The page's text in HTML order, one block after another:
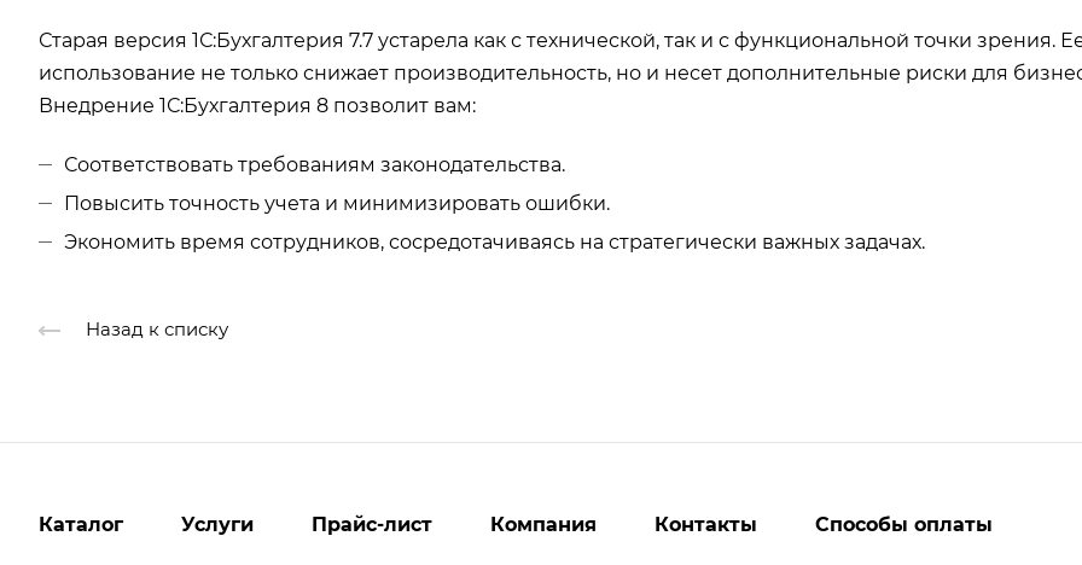
Старая версия 1С:Бухгалтерия 7.7 устарела как с технической, так и с функциональной точки зрения.
использование не только снижает производительность, но и несет дополнительные риски для
Внедрение 1С:Бухгалтерия 8 позволит вам:
Соответствовать требованиям законодательства.
Повысить точность учета и минимизировать ошибки.
Экономить время сотрудников, сосредотачиваясь на стратегически важных задачах.
Назад к списку
Каталог Услуги Прайс-лист Компания Контакты Способы оплаты